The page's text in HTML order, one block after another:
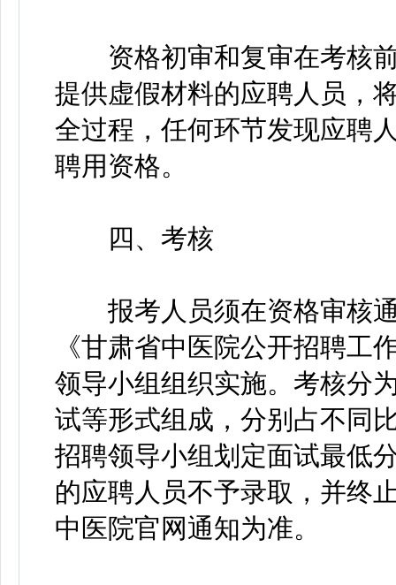
资格初审和复审在考核前
提供虚假材料的应聘人员，
全过程，任何环节发现应聘
聘用资格。
四、考核
报考人员须在资格审核通
《甘肃省中医院公开招聘工
领导小组组织实施。考核分
试等形式组成，分别占不同
招聘领导小组划定面试最低
的应聘人员不予录取，并终
中医院官网通知为准。